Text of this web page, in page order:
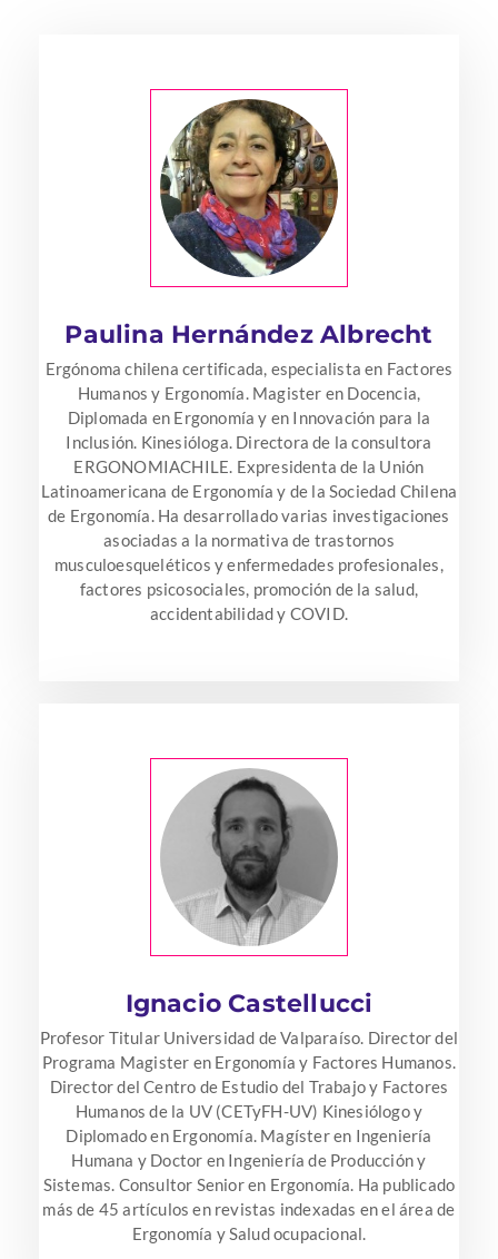
Paulina Hernández Albrecht
Ergónoma chilena certificada, especialista en Factores
Humanos y Ergonomía. Magister en Docencia,
Diplomada en Ergonomía y en Innovación para la
Inclusión. Kinesióloga. Directora de la consultora
ERGONOMIACHILE. Expresidenta de la Unión
Latinoamericana de Ergonomía y de la Sociedad Chilena
de Ergonomía. Ha desarrollado varias investigaciones
asociadas a la normativa de trastornos
musculoesqueléticos y enfermedades profesionales,
factores psicosociales, promoción de la salud,
accidentabilidad y COVID.
Ignacio Castellucci
Profesor Titular Universidad de Valparaíso. Director del
Programa Magister en Ergonomía y Factores Humanos.
Director del Centro de Estudio del Trabajo y Factores
Humanos de la UV (CETyFH-UV) Kinesiólogo y
Diplomado en Ergonomía. Magíster en Ingeniería
Humana y Doctor en Ingeniería de Producción y
Sistemas. Consultor Senior en Ergonomía. Ha publicado
más de 45 artículos en revistas indexadas en el área de
Ergonomía y Salud ocupacional.